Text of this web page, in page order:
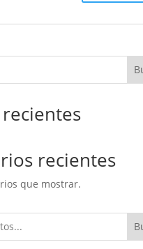
recientes
que mostrar.